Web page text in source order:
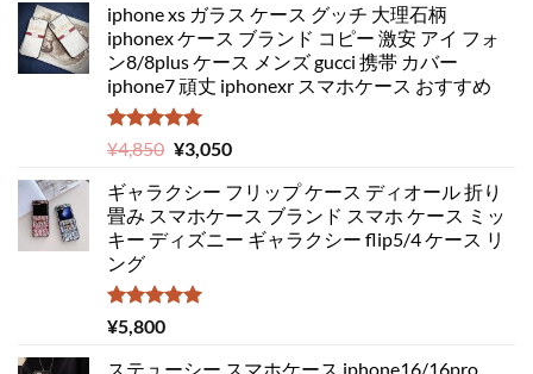
iphone xs ガラス ケース グッチ 大理石柄
iphonex ケース ブランド コピー 激安 アイ フォ
ン8/8plus ケース メンズ gucci 携帯 カバー
iphone7 頑丈 iphonexr スマホケース おすすめ
5段階中
5.00
の評価
¥4,850 元
価
格
は
で
¥3,050現
の
価
格
ギャラクシー フリップ ケース ディオール 折り
畳み スマホケース ブランド スマホ ケース ミッ
キー ディズニー ギャラクシー flip5/4 ケース リ
ング
5段階中
5.00
¥5,800
ステューシー スマホケース iphone16/16pro